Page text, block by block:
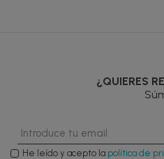
¿QUIERES
He leído y acepto la política de